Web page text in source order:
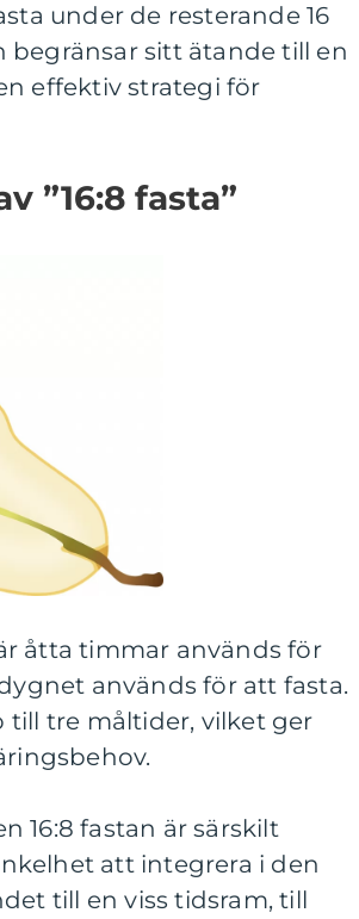
under de resterande 16
sitt ätande till en
effektiv strategi för
”16:8 fasta”
åtta timmar används för
används för att fasta.
tre måltider, vilket ger
16:8 fastan är särskilt
att integrera i den
till en viss tidsram, till